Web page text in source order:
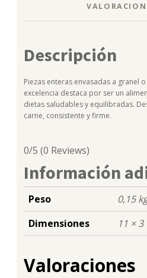
Descripción
Piezas enteras envasadas a granel
excelencia destaca por ser un
dietas saludables y equilibradas.
carne, consistente y firme.
0/5 (0 Reviews)
Información
Peso
0,15
Dimensiones
11 ×
Valoraciones